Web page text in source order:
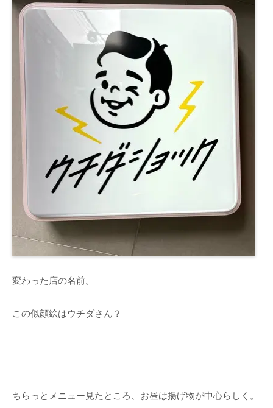
変わった店の名前。
この似顔絵はウチダさん？
ちらっとメニュー見たところ、お昼は揚げ物が中心らしく。